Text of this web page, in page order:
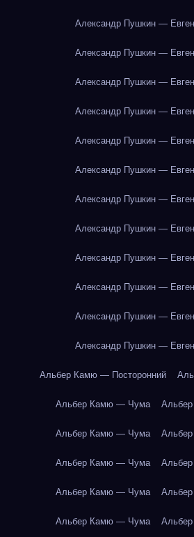
Александр Пушкин —
Александр Пушкин —
Александр Пушкин —
Александр Пушкин —
Александр Пушкин —
Александр Пушкин —
Александр Пушкин —
Александр Пушкин —
Александр Пушкин —
Александр Пушкин —
Александр Пушкин —
Александр Пушкин —
Альбер Камю — Посторонний
Альбер Камю — Чума
Альбер Камю — Чума
Альбер Камю — Чума
Альбер Камю — Чума
Альбер Камю — Чума